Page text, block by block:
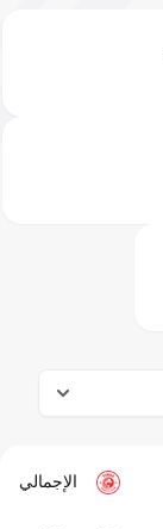
الإجمالي